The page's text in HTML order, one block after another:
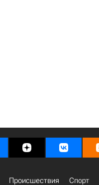
Происшествия Спорт